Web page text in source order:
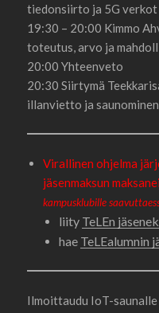
tiedonsiirto ja 5G verkot
19:30 – 20:00 Kimmo
toteutus, arvo ja
20:00 Yhteenveto
20:30 Siirtymä
illanvietto ja
Virallinen ohjelma
jäsenmaksun
kampusklubille
liity TeLEn
hae TeLEalumnin
Ilmoittaudu IoT-saunalle